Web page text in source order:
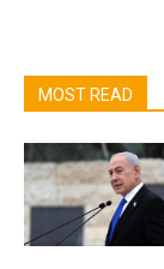
MOST READ